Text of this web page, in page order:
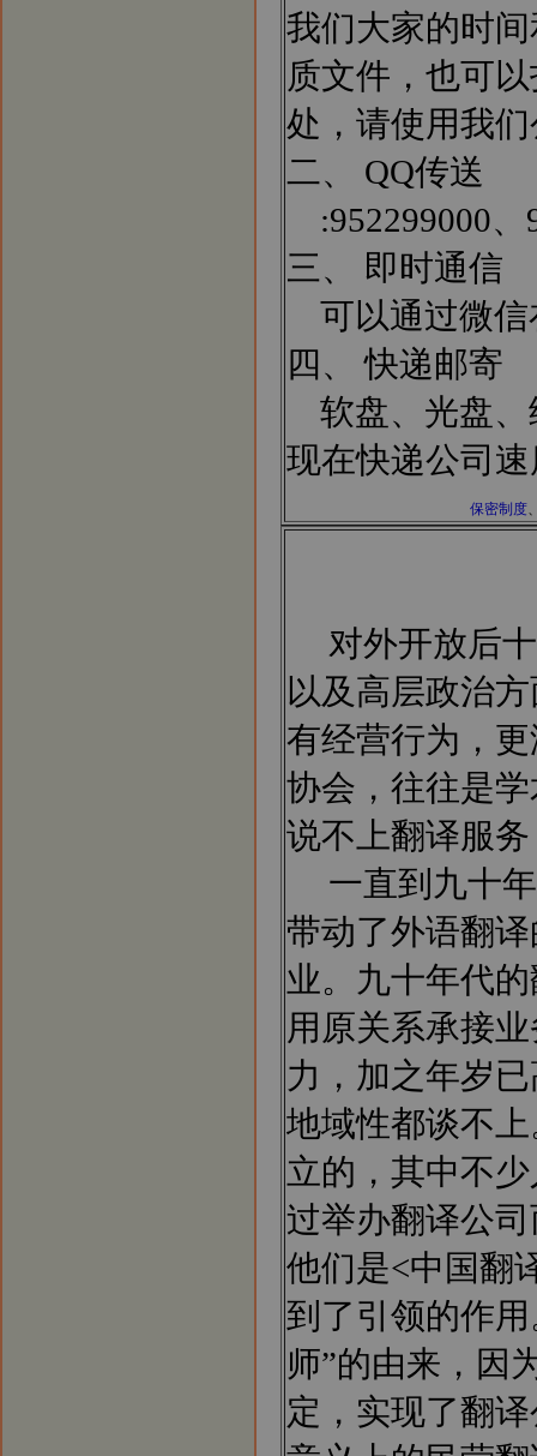
我们大家的时
质文件，也可
处，请使用我
二、 QQ传送
:952299000、
三、 即时通信
可以通过微信
四、 快递邮寄
软盘、光盘、
现在快递公司
保密制度
对外开放后十
以及高层政治
有经营行为，
协会，往往是
说不上翻译服
一直到九十年
带动了外语翻
业。九十年代
用原关系承接
力，加之年岁
地域性都谈不
立的，其中不
过举办翻译公
他们是<中国翻
到了引领的作
师”的由来，因
定，实现了翻